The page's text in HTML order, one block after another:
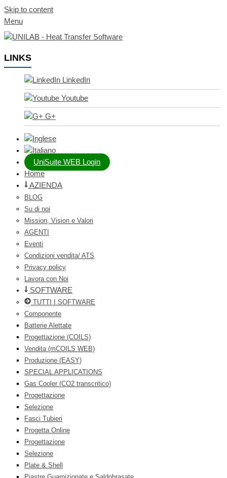
Skip to content
Menu
LINKS
LinkedIn
Youtube
G+
UniSuite WEB Login
Home
AZIENDA
BLOG
Su di noi
Mission, Vision e Valori
AGENTI
Eventi
Condizioni vendita/ ATS
Privacy policy
Lavora con Noi
SOFTWARE
TUTTI I SOFTWARE
Componente
Batterie Alettate
Progettazione (COILS)
Vendita (mCOILS WEB)
Produzione (EASY)
SPECIAL APPLICATIONS
Gas Cooler (CO2 transcritico)
Progettazione
Selezione
Fasci Tubieri
Progetta Online
Progettazione
Selezione
Plate & Shell